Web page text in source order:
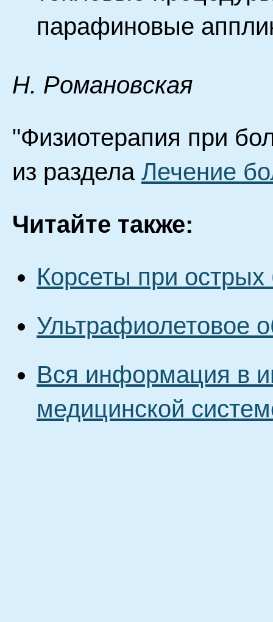
парафиновые
H. Poмaнoвcкaя
"Физиотерапия при
из раздела Лечение
Читайте также:
Корсеты при острых
Ультрафиолетовое
Вся информация в
медицинской